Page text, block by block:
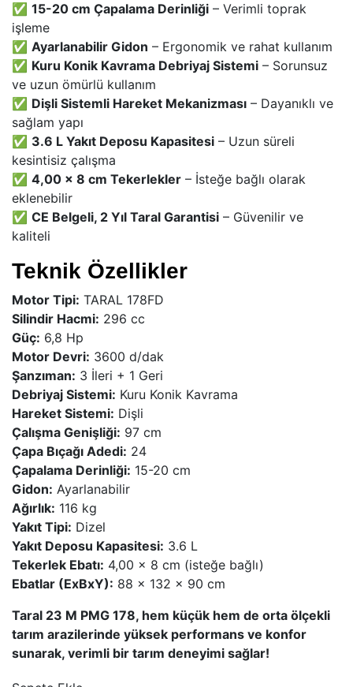
✅ 15-20 cm Çapalama Derinliği – Verimli toprak
işleme
✅ Ayarlanabilir Gidon – Ergonomik ve rahat kullanım
✅ Kuru Konik Kavrama Debriyaj Sistemi – Sorunsuz
ve uzun ömürlü kullanım
✅ Dişli Sistemli Hareket Mekanizması – Dayanıklı ve
sağlam yapı
✅ 3.6 L Yakıt Deposu Kapasitesi – Uzun süreli
kesintisiz çalışma
✅ 4,00 × 8 cm Tekerlekler – İsteğe bağlı olarak
eklenebilir
✅ CE Belgeli, 2 Yıl Taral Garantisi – Güvenilir ve
kaliteli
Teknik Özellikler
Motor Tipi: TARAL 178FD
Silindir Hacmi: 296 cc
Güç: 6,8 Hp
Motor Devri: 3600 d/dak
Şanzıman: 3 İleri + 1 Geri
Debriyaj Sistemi: Kuru Konik Kavrama
Hareket Sistemi: Dişli
Çalışma Genişliği: 97 cm
Çapa Bıçağı Adedi: 24
Çapalama Derinliği: 15-20 cm
Gidon: Ayarlanabilir
Ağırlık: 116 kg
Yakıt Tipi: Dizel
Yakıt Deposu Kapasitesi: 3.6 L
Tekerlek Ebatı: 4,00 × 8 cm (isteğe bağlı)
Ebatlar (ExBxY): 88 x 132 x 90 cm
Taral 23 M PMG 178, hem küçük hem de orta ölçekli
tarım arazilerinde yüksek performans ve konfor
sunarak, verimli bir tarım deneyimi sağlar!